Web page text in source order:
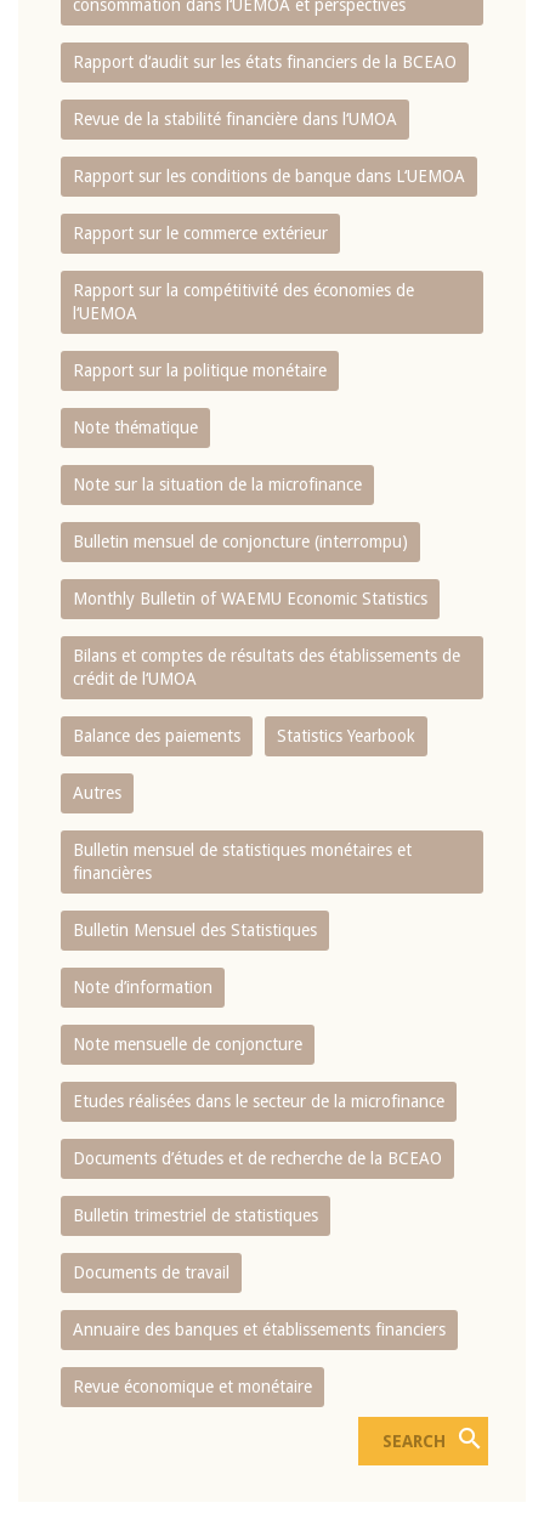
consommation dans l‘UEMOA et perspectives
Rapport d‘audit sur les états financiers de la BCEAO
Revue de la stabilité financière dans l‘UMOA
Rapport sur les conditions de banque dans L‘UEMOA
Rapport sur le commerce extérieur
Rapport sur la compétitivité des économies de
l‘UEMOA
Rapport sur la politique monétaire
Note thématique
Note sur la situation de la microfinance
Bulletin mensuel de conjoncture (interrompu)
Monthly Bulletin of WAEMU Economic Statistics
Bilans et comptes de résultats des établissements de
crédit de l‘UMOA
Balance des paiements Statistics Yearbook
Autres
Bulletin mensuel de statistiques monétaires et
financières
Bulletin Mensuel des Statistiques
Note d’information
Note mensuelle de conjoncture
Etudes réalisées dans le secteur de la microfinance
Documents d’études et de recherche de la BCEAO
Bulletin trimestriel de statistiques
Documents de travail
Annuaire des banques et établissements financiers
Revue économique et monétaire